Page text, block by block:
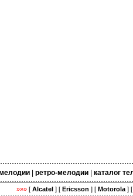
| ретро-мелодии| каталог
»»»[ Alcatel] [ Ericsson ] [ Motorola] [